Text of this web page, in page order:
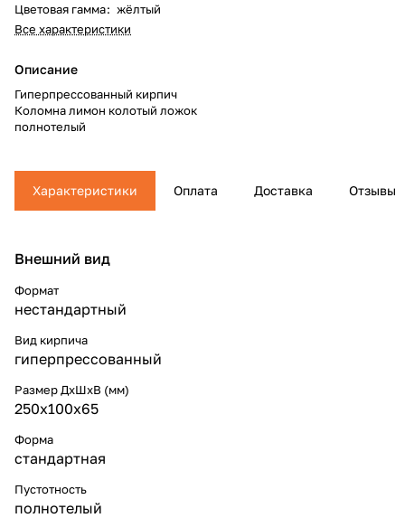
Цветовая гамма: жёлтый
Все характеристики
Описание
Гиперпрессованный кирпич
Коломна лимон колотый ложок
полнотелый
Характеристики Оплата Доставка Отзывы
Внешний вид
Формат
нестандартный
Вид кирпича
гиперпрессованный
Размер ДхШхВ (мм)
250x100x65
Форма
стандартная
Пустотность
полнотелый